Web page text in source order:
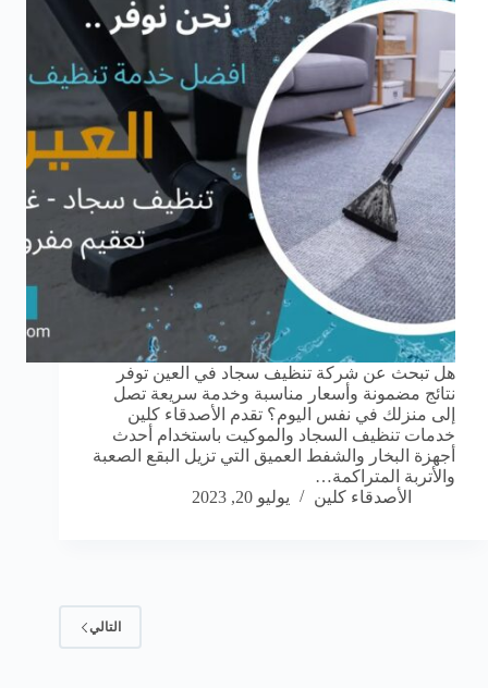
هل تبحث عن شركة تنظيف سجاد في العين توفر
نتائج مضمونة وأسعار مناسبة وخدمة سريعة تصل
إلى منزلك في نفس اليوم؟ تقدم الأصدقاء كلين
خدمات تنظيف السجاد والموكيت باستخدام أحدث
أجهزة البخار والشفط العميق التي تزيل البقع الصعبة
والأتربة المتراكمة…
الأصدقاء كلين
يوليو 20, 2023
التالي